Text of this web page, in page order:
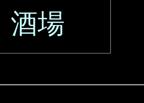
酒場